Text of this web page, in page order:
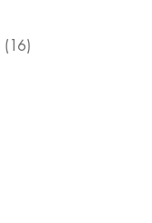
(16)